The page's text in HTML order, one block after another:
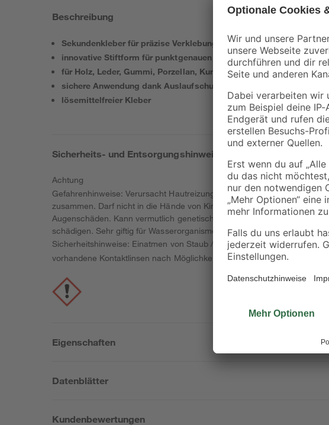
Beschreibung
Sekundenkleber für präzise Verklebungen in Sekunden
innovative Stiftform für punktgenauen Auftrag
für Holz, Leder, Gummi, Porzellan, Kunststoff und Metall
sichere Anwendung dank Auslaufschutz
lösemittelfreier Kleber
Sicherheits- und Entsorgungshinweise
Achtung
Gefahrenhinweise: Verursacht Hautreizungen. Verursacht schwere
zusammen. Darf nicht in die Hände von Kindern gelangen.
Augenschäden. Kann vermutlich genetische Defekte verursachen.
schädigen. Sehr giftig für Wasserorganismen. Sehr giftig für
Sicherheitshinweise: Einatmen von Staub / Rauch / Gas / Nebel /
vorhandene Kontaktlinsen nach Möglichkeit entfernen. Weiter spülen.
Eigenschaften
Datenblätter
Kundenbewertungen